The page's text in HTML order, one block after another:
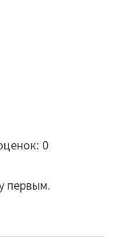
0
первым.